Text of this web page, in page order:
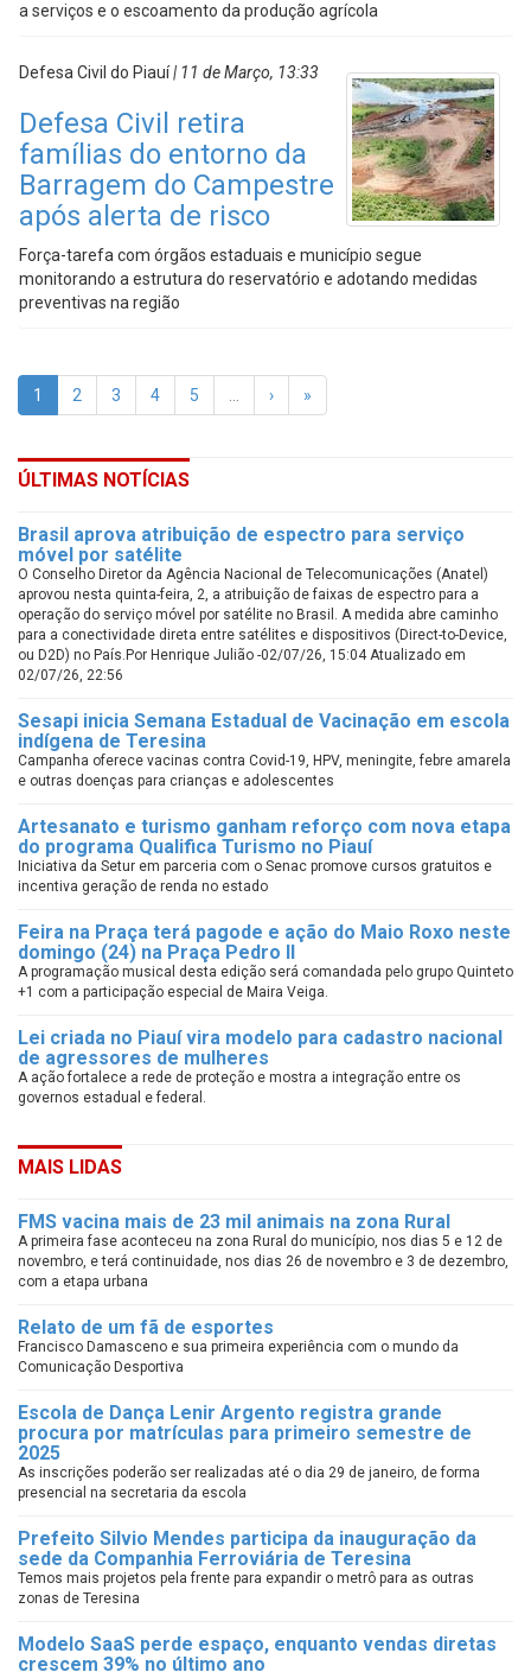
a serviços e o escoamento da produção agrícola
Defesa Civil do Piauí| 11 de Março, 13:33
Defesa Civil retira
famílias do entorno da
Barragem do Campestre
após alerta de risco
Força-tarefa com órgãos estaduais e município segue
monitorando a estrutura do reservatório e adotando medidas
preventivas na região
1 2 3 4 5 › »
ÚLTIMAS NOTÍCIAS
Brasil aprova atribuição de espectro para serviço
móvel por satélite
O Conselho Diretor da Agência Nacional de Telecomunicações (Anatel)
aprovou nesta quinta-feira, 2, a atribuição de faixas de espectro para a
operação do serviço móvel por satélite no Brasil. A medida abre caminho
para a conectividade direta entre satélites e dispositivos (Direct-to-Device,
ou D2D) no País.Por Henrique Julião -02/07/26, 15:04 Atualizado em
02/07/26, 22:56
Sesapi inicia Semana Estadual de Vacinação em escola
indígena de Teresina
Campanha oferece vacinas contra Covid-19, HPV, meningite, febre amarela
e outras doenças para crianças e adolescentes
Artesanato e turismo ganham reforço com nova etapa
do programa Qualifica Turismo no Piauí
Iniciativa da Setur em parceria com o Senac promove cursos gratuitos e
incentiva geração de renda no estado
Feira na Praça terá pagode e ação do Maio Roxo neste
domingo (24) na Praça Pedro II
A programação musical desta edição será comandada pelo grupo Quinteto
+1 com a participação especial de Maira Veiga.
Lei criada no Piauí vira modelo para cadastro nacional
de agressores de mulheres
A ação fortalece a rede de proteção e mostra a integração entre os
governos estadual e federal.
MAIS LIDAS
FMS vacina mais de 23 mil animais na zona Rural
A primeira fase aconteceu na zona Rural do município, nos dias 5 e 12 de
novembro, e terá continuidade, nos dias 26 de novembro e 3 de dezembro,
com a etapa urbana
Relato de um fã de esportes
Francisco Damasceno e sua primeira experiência com o mundo da
Comunicação Desportiva
Escola de Dança Lenir Argento registra grande
procura por matrículas para primeiro semestre de
2025
As inscrições poderão ser realizadas até o dia 29 de janeiro, de forma
presencial na secretaria da escola
Prefeito Silvio Mendes participa da inauguração da
sede da Companhia Ferroviária de Teresina
Temos mais projetos pela frente para expandir o metrô para as outras
zonas de Teresina
Modelo SaaS perde espaço, enquanto vendas diretas
crescem 39% no último ano